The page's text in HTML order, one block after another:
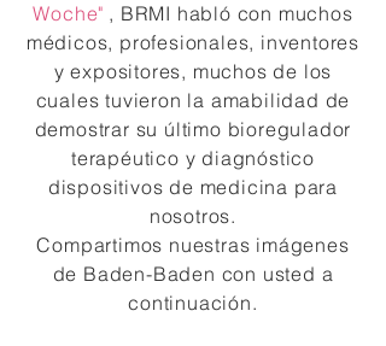
Woche" , BRMI habló con muchos
médicos, profesionales, inventores
y expositores, muchos de los
cuales tuvieron la amabilidad de
demostrar su último bioregulador
terapéutico y diagnóstico
dispositivos de medicina para
nosotros.
Compartimos nuestras imágenes
de Baden-Baden con usted a
continuación.